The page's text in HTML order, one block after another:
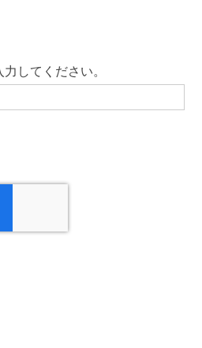
してください。